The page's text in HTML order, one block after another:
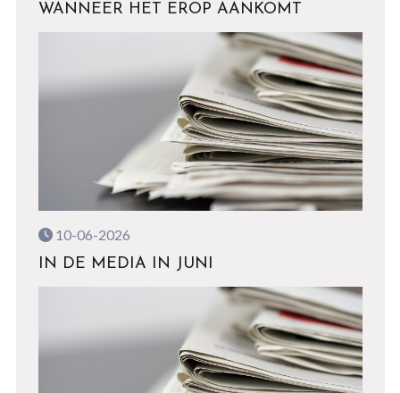
WANNEER HET EROP AANKOMT
10-06-2026
IN DE MEDIA IN JUNI